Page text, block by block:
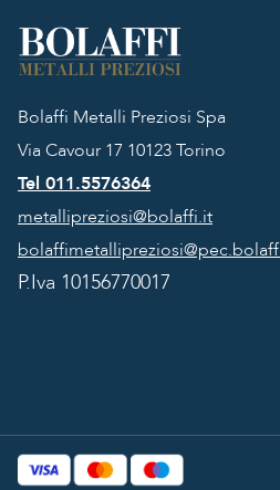
Bolaffi Metalli Preziosi Spa
Via Cavour 17 10123 Torino
Tel 011.5576364
metallipreziosi@bolaffi.it
P.Iva 10156770017